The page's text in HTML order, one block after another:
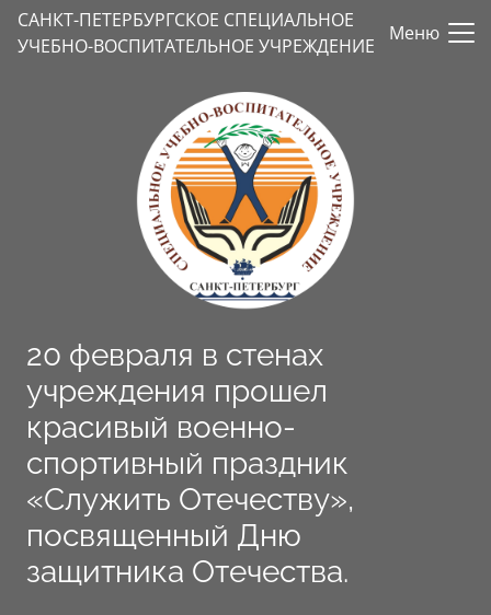
САНКТ-ПЕТЕРБУРГСКОЕ СПЕЦИАЛЬНОЕ
УЧЕБНО-ВОСПИТАТЕЛЬНОЕ УЧРЕЖДЕНИЕ
Меню
20 февраля в стенах
учреждения прошел
красивый военно-
спортивный праздник
«Служить Отечеству»,
посвященный Дню
защитника Отечества.